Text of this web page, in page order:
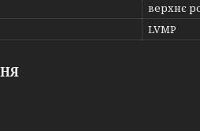
верхнє
LVMP